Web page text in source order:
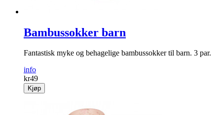
Bambussokker barn
Fantastisk myke og behagelige bambussokker til barn. 3 par.
info
kr49
Kjøp